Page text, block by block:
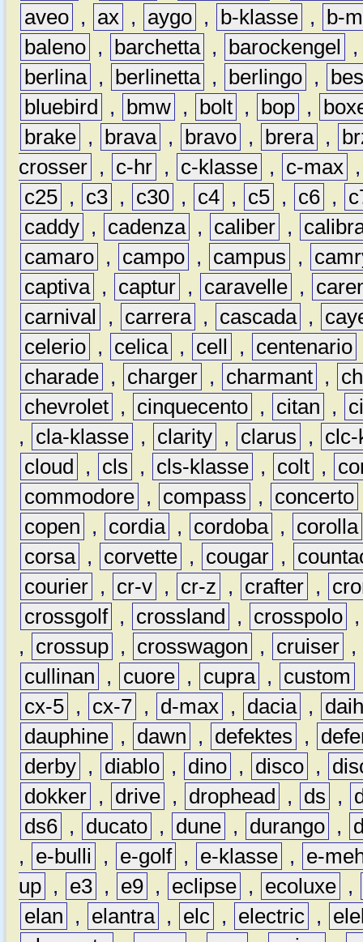
aveo , ax , aygo , b-klasse ,
b-
baleno , barchetta , barockengel
berlina , berlinetta , berlingo ,
bluebird
, bmw , bolt , bop ,
brake , brava , bravo , brera ,
crosser , c-hr , c-klasse , c-max
c25 , c3 , c30 , c4 , c5 , c6 ,
caddy , cadenza , caliber ,
camaro , campo , campus ,
captiva , captur , caravelle ,
carnival
, carrera , cascada ,
celerio , celica , cell , centenario
charade , charger , charmant ,
chevrolet , cinquecento , citan ,
,
cla-klasse , clarity , clarus ,
clc-
cloud
, cls , cls-klasse , colt ,
commodore , compass , concerto
copen
, cordia , cordoba ,
corolla
corsa , corvette , cougar ,
courier , cr-v , cr-z , crafter ,
crossgolf , crossland , crosspolo
,
crossup , crosswagon , cruiser ,
cullinan
, cuore , cupra , custom
cx-5 , cx-7 , d-max , dacia ,
dauphine , dawn , defektes ,
derby , diablo , dino , disco ,
dokker , drive , drophead , ds ,
ds6 , ducato , dune , durango ,
,
e-bulli , e-golf , e-klasse ,
e-
up , e3 , e9 , eclipse , ecoluxe ,
elan
, elantra , elc , electric ,